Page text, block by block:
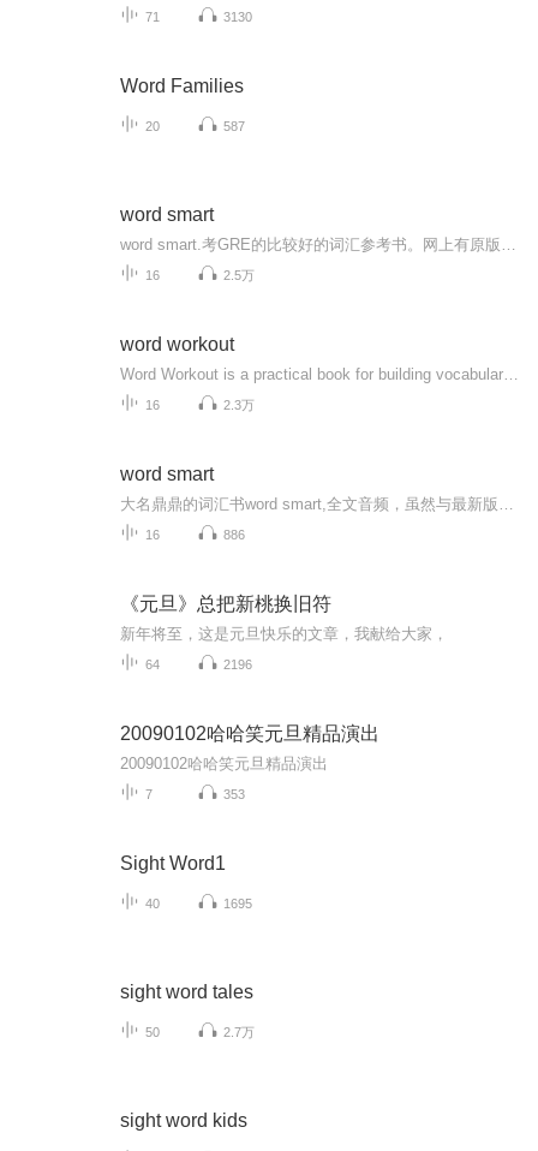
71 3130
Word Families
20 587
word smart
16 2.5万
word workout
16 2.3万
word smart
16 886
《元旦》总把新桃换旧符
新年将至，这是元旦快乐的文章，我献给大家，
64 2196
20090102哈哈笑元旦精品演出
20090102哈哈笑元旦精品演出
7 353
Sight Word1
40 1695
sight word tales
50 2.7万
sight word kids